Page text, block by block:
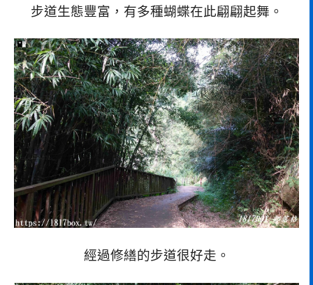
步道生態豐富，有多種蝴蝶在此翩翩起舞。
經過修繕的步道很好走。